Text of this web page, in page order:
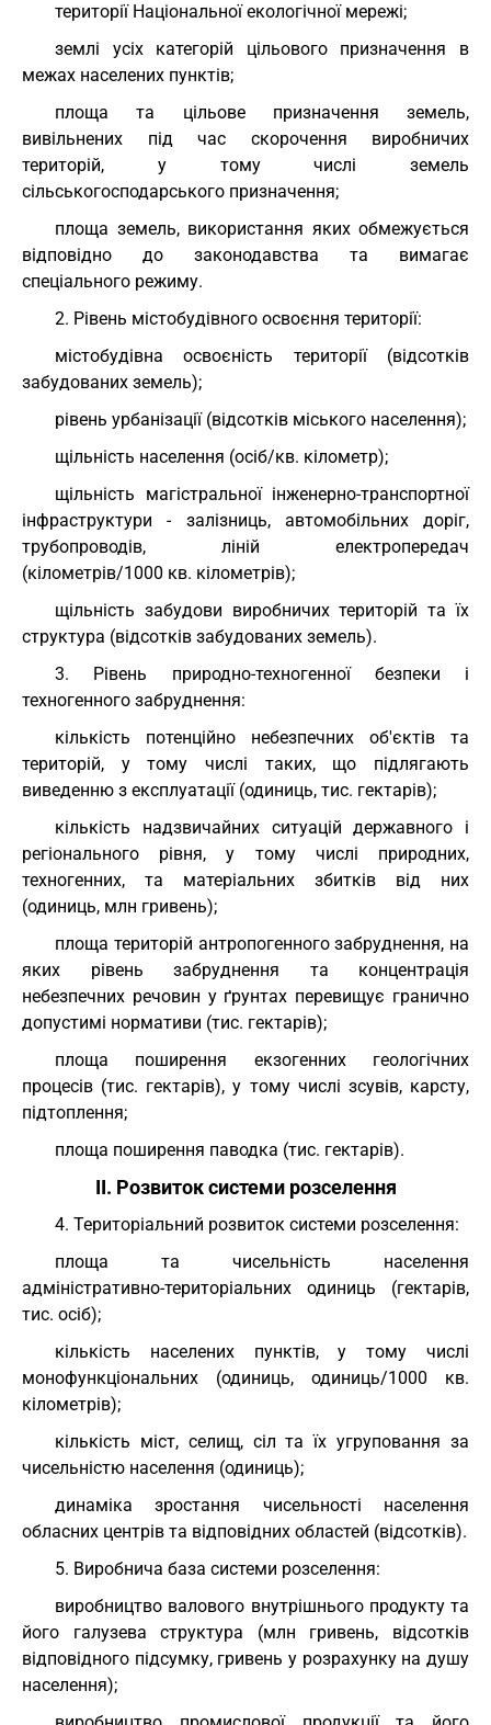
території Національної екологічної мережі;
землі усіх категорій цільового призначення в
межах населених пунктів;
площа та цільове призначення земель,
вивільнених під час скорочення виробничих
територій, у тому числі земель
сільськогосподарського призначення;
площа земель, використання яких обмежується
відповідно до законодавства та вимагає
спеціального режиму.
2. Рівень містобудівного освоєння території:
містобудівна освоєність території (відсотків
забудованих земель);
рівень урбанізації (відсотків міського населення);
щільність населення (осіб/кв. кілометр);
щільність магістральної інженерно-транспортної
інфраструктури - залізниць, автомобільних доріг,
трубопроводів, ліній електропередач
(кілометрів/1000 кв. кілометрів);
щільність забудови виробничих територій та їх
структура (відсотків забудованих земель).
3. Рівень природно-техногенної безпеки і
техногенного забруднення:
кількість потенційно небезпечних об'єктів та
територій, у тому числі таких, що підлягають
виведенню з експлуатації (одиниць, тис. гектарів);
кількість надзвичайних ситуацій державного і
регіонального рівня, у тому числі природних,
техногенних, та матеріальних збитків від них
(одиниць, млн гривень);
площа територій антропогенного забруднення, на
яких рівень забруднення та концентрація
небезпечних речовин у ґрунтах перевищує гранично
допустимі нормативи (тис. гектарів);
площа поширення екзогенних геологічних
процесів (тис. гектарів), у тому числі зсувів, карсту,
підтоплення;
площа поширення паводка (тис. гектарів).
II. Розвиток системи розселення
4. Територіальний розвиток системи розселення:
площа та чисельність населення
адміністративно-територіальних одиниць (гектарів,
тис. осіб);
кількість населених пунктів, у тому числі
монофункціональних (одиниць, одиниць/1000 кв.
кілометрів);
кількість міст, селищ, сіл та їх угруповання за
чисельністю населення (одиниць);
динаміка зростання чисельності населення
обласних центрів та відповідних областей (відсотків).
5. Виробнича база системи розселення:
виробництво валового внутрішнього продукту та
його галузева структура (млн гривень, відсотків
відповідного підсумку, гривень у розрахунку на душу
населення);